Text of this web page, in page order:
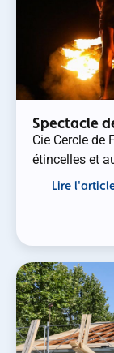
Spectacle
Cie Cercle de
étincelles et
Lire